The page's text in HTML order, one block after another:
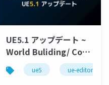
ue-beginner
UE5.1 アップデート ~
World Buliding/ Core
~
ue5 ue-editor